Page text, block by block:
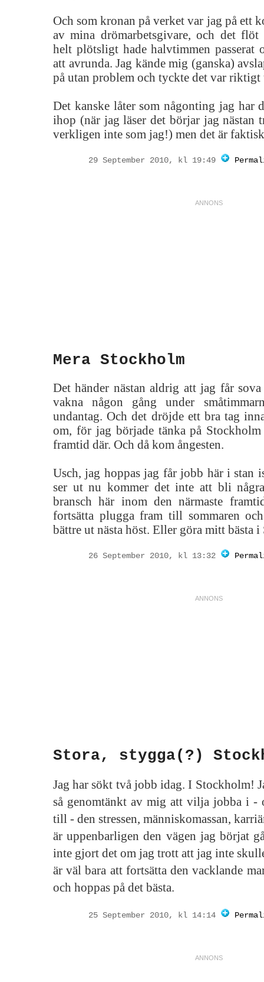
Och som kronan på verket var jag på ett
av mina drömarbetsgivare, och det
helt plötsligt hade halvtimmen passerat
att avrunda. Jag kände mig (ganska)
på utan problem och tyckte det var
Det kanske låter som någonting jag har
ihop (när jag läser det börjar jag nästan
verkligen inte som jag!) men det är
29 September 2010, kl 19:49
Mera Stockholm
Det händer nästan aldrig att jag får
vakna någon gång under
undantag. Och det dröjde ett bra tag
om, för jag började tänka på
framtid där. Och då kom ångesten.
Usch, jag hoppas jag får jobb här i stan
ser ut nu kommer det inte att bli
bransch här inom den närmaste
fortsätta plugga fram till sommaren
bättre ut nästa höst. Eller göra mitt bästa
26 September 2010, kl 13:32
Stora, stygga(?)
Jag har sökt två jobb idag. I Stockholm!
så genomtänkt av mig att vilja jobba i -
till - den stressen, människomassan,
är uppenbarligen den vägen jag börjat
inte gjort det om jag trott att jag inte
är väl bara att fortsätta den vacklande
och hoppas på det bästa.
25 September 2010, kl 14:14